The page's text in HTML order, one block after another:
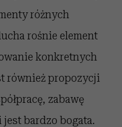
różnych
rośnie element
konkretnych
również propozycji
zabawę
bardzo bogata.